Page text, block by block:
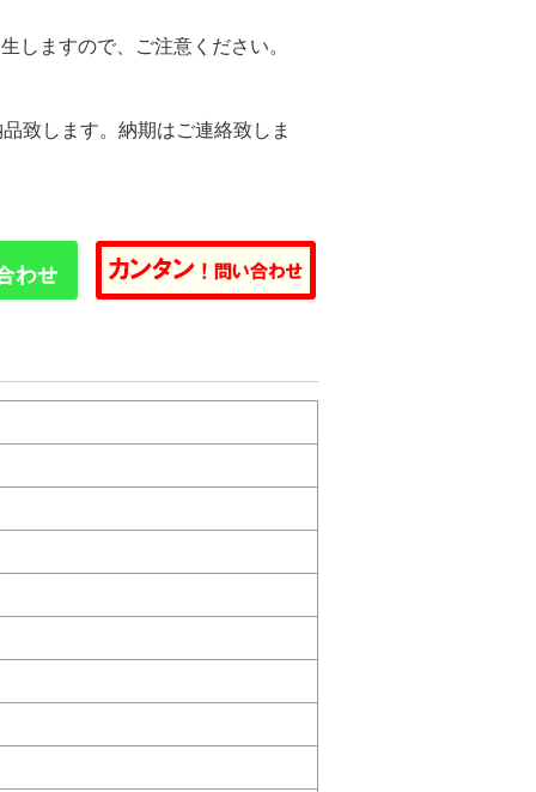
しますので、ご注意ください。
致します。納期はご連絡致しま